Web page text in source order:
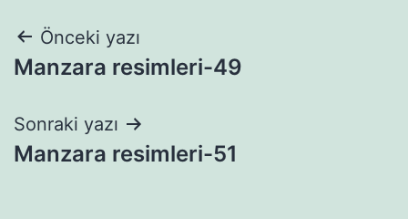
Yazı
gezinmesi
Önceki yazı
Manzara resimleri-49
Sonraki yazı
Manzara resimleri-51